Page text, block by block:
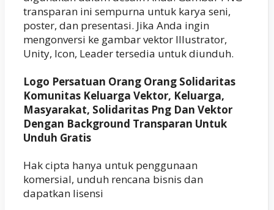
transparan ini sempurna untuk karya seni,
poster, dan presentasi. Jika Anda ingin
mengonversi ke gambar vektor Illustrator,
Unity, Icon, Leader tersedia untuk diunduh.
Logo Persatuan Orang Orang Solidaritas
Komunitas Keluarga Vektor, Keluarga,
Masyarakat, Solidaritas Png Dan Vektor
Dengan Background Transparan Untuk
Unduh Gratis
Hak cipta hanya untuk penggunaan
komersial, unduh rencana bisnis dan
dapatkan lisensi